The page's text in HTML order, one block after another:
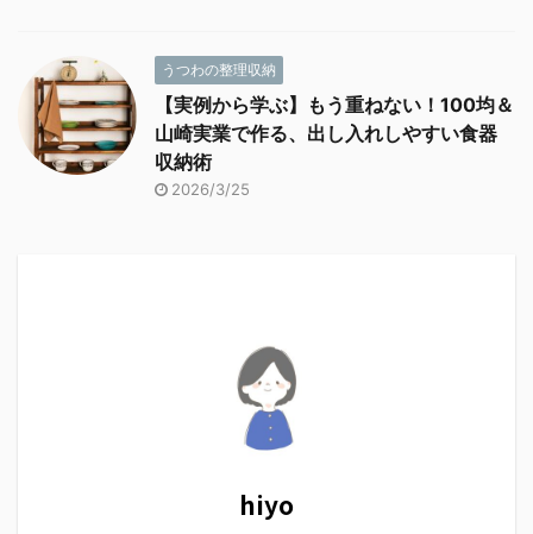
うつわの整理収納
【実例から学ぶ】もう重ねない！100均＆
山崎実業で作る、出し入れしやすい食器
収納術
2026/3/25
hiyo